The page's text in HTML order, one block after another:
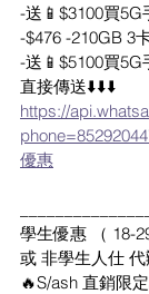
-送📱$3100買5G
-$476 -210GB 3
-送📱$5100買5G
直接傳送⬇️⬇️⬇️
https://
優惠
學生優惠 （ 18-
或 非學生人仕 代
🔥S/ash 直銷限